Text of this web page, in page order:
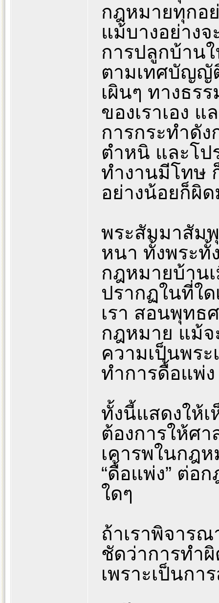
กฎหมายทุกอ
แม้บางอย่าง
การปลูกบ้าน
ตามเทศบัญญั
เผินๆ ทางธร
ของเราเอง แ
การกระทำดั
ตำหนิ และโป
ทำงานมีโทษ
อย่างน้อยก็ผิ
พระสัมมาสัม
หนา ทั้งพระทั้
กฎหมายบ้านเ
ปรากฏในที่ใ
เรา สอนพุทธ
กฎหมาย แม้จ
ความเป็นพร
ทำการดื้อแพ่
ทั้งนี้แสดงให้
ต้องการให้ศ
เคารพในกฎ
“ดื้อแพ่ง” ต่อ
ใดๆ
ถ้าเราพิจาร
ชัดว่าการทำ
เพราะเป็นกา